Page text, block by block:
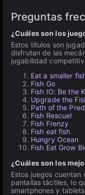
Preguntas
¿Cuáles son los
Estos títulos son
disfrutan de las
jugabilidad
Eat a smaller
Fish Go
Fish IO: Be the
Upgrade the
Path of the
Fish Rescue!
Fish Frenzy
Fish eat fish
Hungry Ocean
Fish Eat Grow
¿Cuáles son los
Estos juegos
pantallas táctiles, lo
smartphones y